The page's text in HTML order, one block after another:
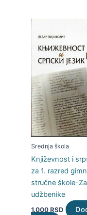
Srednja škola
Književnost i
za 1. razred
stručne škole-
udžbenike
1.000RSD